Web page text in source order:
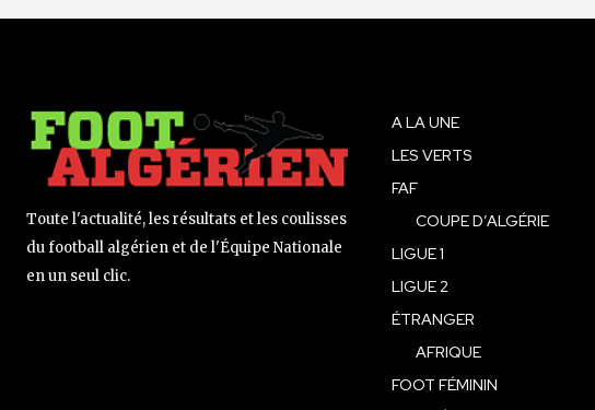
Toute l'actualité, les résultats et les coulisses
du football algérien et de l'Équipe Nationale
en un seul clic.
A LA UNE
LES VERTS
FAF
COUPE D’ALGÉRIE
LIGUE 1
LIGUE 2
ÉTRANGER
AFRIQUE
FOOT FÉMININ